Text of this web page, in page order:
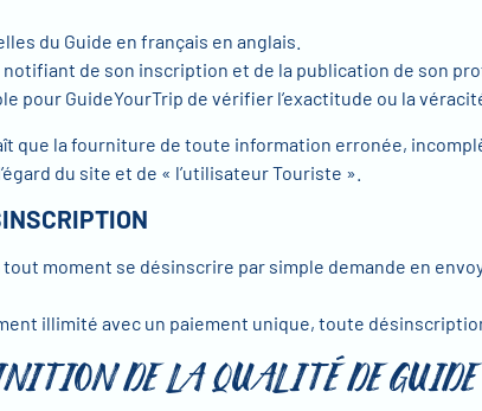
du Guide en français en anglais.
notifiant de son inscription et de la publication de son
pour GuideYourTrip de vérifier l’exactitude ou la
que la fourniture de toute information erronée,
du site et de « l’utilisateur Touriste ».
tout moment se désinscrire par simple demande en
illimité avec un paiement unique, toute
DE LA QUALITÉ DE GUIDE